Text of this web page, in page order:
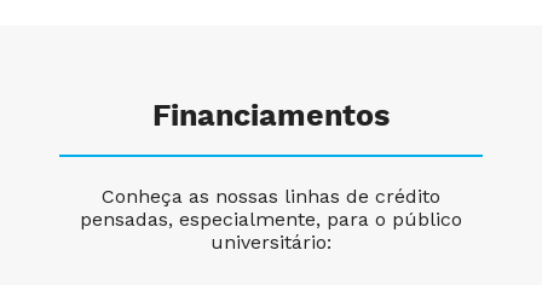
Financiamentos
Conheça as nossas linhas de crédito
pensadas, especialmente, para o público
universitário: